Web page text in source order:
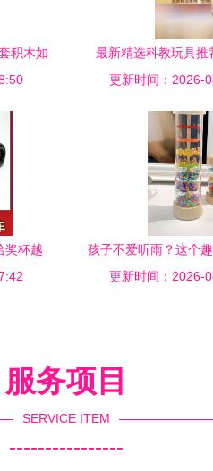
积木如
最新精选科教玩具推
趣，玩转
更新时间：2026-
奖杯越
孩子不爱听雨？这个
秒入迷，还能启蒙自
更新时间：2026-
服务项目
SERVICE ITEM
----------------